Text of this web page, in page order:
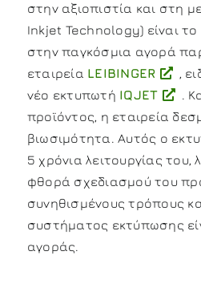
στην αξιοπιστία και στη
Inkjet Technology) είναι
στην παγκόσμια αγορά
εταιρεία LEIBINGER
,
νέο εκτυπωτή IQJET
.
προϊόντος, η εταιρεία
βιωσιμότητα. Αυτός ο
5 χρόνια λειτουργίας
φθορά σχεδιασμού του
συνηθισμένους τρόπους
συστήματος εκτύπωσης
αγοράς.